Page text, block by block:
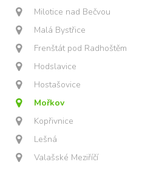
Milotice nad Bečvou
Malá Bystřice
Frenštát pod Radhoštěm
Hodslavice
Hostašovice
Mořkov
Kopřivnice
Lešná
Valašské Meziříčí